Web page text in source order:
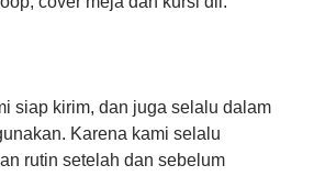
siap kirim, dan juga selalu dalam
Karena kami selalu
rutin setelah dan sebelum